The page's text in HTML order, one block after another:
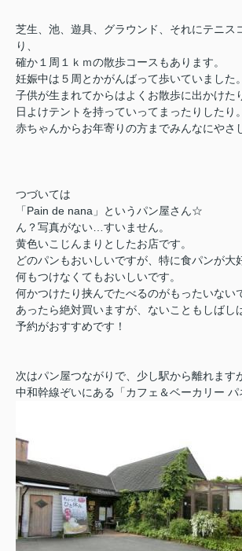
芝生、池、遊具、グラウンド、それにテニス
り、
確か１周１ｋｍの散歩コースもあります。
妊娠中は５周とかがんばって歩いていました。
子供が生まれてからはよくお散歩に出かけた
日よけテントを持っていってまったりしたり。
赤ちゃんからお年寄りの方までみんなにやさ
つづいては
「Pain de nana」というパン屋さん☆
ん？写真がない…すいません。
黄色いこじんまりとしたお店です。
どのパンもおいしいですが、特に食パンが大
何もつけなくてもおいしいです。
何かつけたり挟んでたべるのがもったいない
あったら絶対買いますが、ないこともしばし
予約がおすすめです！
次はパン屋つながりで、少し駅から離れます
中和幹線ぞいにある「カフェ＆ベーカリー パ